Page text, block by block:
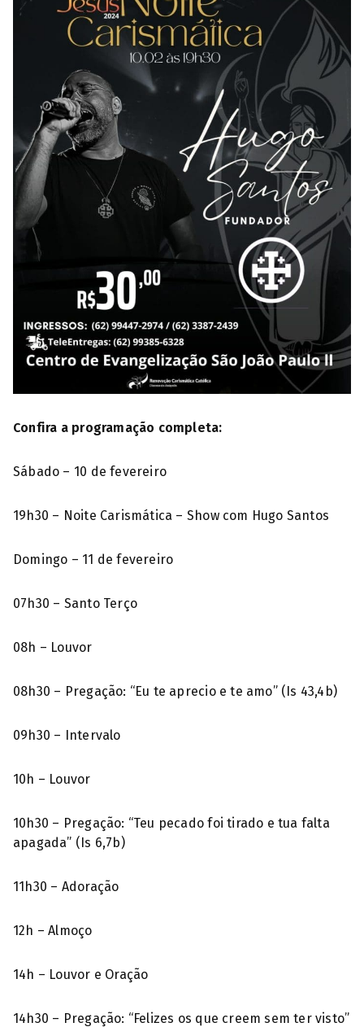
Confira a programação completa:
Sábado – 10 de fevereiro
19h30 – Noite Carismática – Show com Hugo Santos
Domingo – 11 de fevereiro
07h30 – Santo Terço
08h – Louvor
08h30 – Pregação: “Eu te aprecio e te amo” (Is 43,4b)
09h30 – Intervalo
10h – Louvor
10h30 – Pregação: “Teu pecado foi tirado e tua falta
apagada” (Is 6,7b)
11h30 – Adoração
12h – Almoço
14h – Louvor e Oração
14h30 – Pregação: “Felizes os que creem sem ter visto”